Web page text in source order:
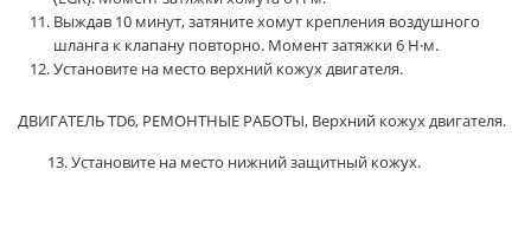
Выждав 10 минут, затяните хомут крепления воздушного
шланга к клапану повторно. Момент затяжки 6 Н·м.
Установите на место верхний кожух двигателя.
ДВИГАТЕЛЬ TD6, РЕМОНТНЫЕ РАБОТЫ, Верхний кожух двигателя.
13. Установите на место нижний защитный кожух.